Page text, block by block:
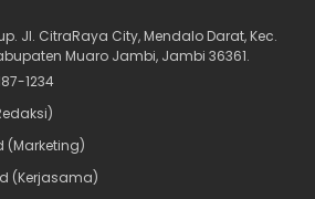
Jl. CitraRaya City, Mendalo Darat, Kec.
Muaro Jambi, Jambi 36361.
1234
(Marketing)
(Kerjasama)